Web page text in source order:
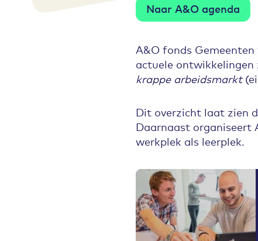
Naar A&O agenda
A&O fonds
actuele ontwikkelingen
krappe arbeidsmarkt
Dit overzicht laat zien
Daarnaast organiseert
werkplek als leerplek.